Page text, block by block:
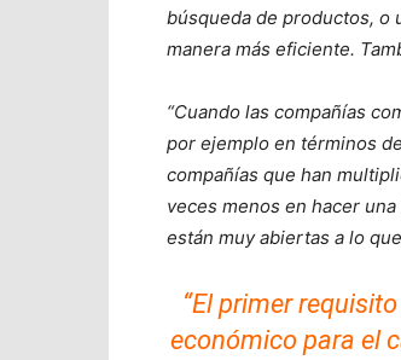
búsqueda de productos, o
manera más eficiente.
“Cuando las compañías
por ejemplo en términos
compañías que han
veces menos en hacer
están muy abiertas a lo
“El primer
económico para el